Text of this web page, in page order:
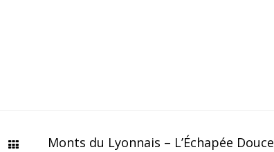
Monts du Lyonnais – L’Échapée Douce